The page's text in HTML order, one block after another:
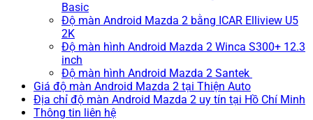
Basic
Độ màn Android Mazda 2 bằng ICAR Elliview U5
2K
Độ màn hình Android Mazda 2 Winca S300+ 12.3
inch
Độ màn hình Android Mazda 2 Santek
Giá độ màn Android Mazda 2 tại Thiện Auto
Địa chỉ độ màn Android Mazda 2 uy tín tại Hồ Chí Minh
Thông tin liên hệ